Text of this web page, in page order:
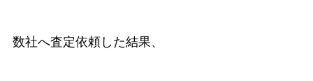
数社へ査定依頼した結果、